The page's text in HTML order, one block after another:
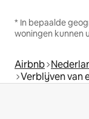
* In bepaalde
woningen kunnen
Airbnb
Verblijven van